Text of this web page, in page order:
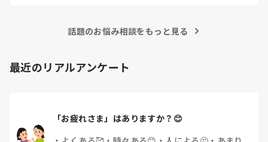
話題のお悩み相談をもっと見る
最近のリアルアンケート
「お疲れさま」はありますか？😊